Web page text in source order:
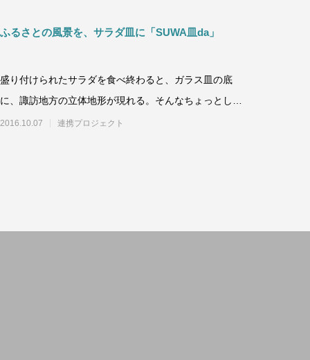
ふるさとの風景を、サラダ皿に「SUWA皿da」
盛り付けられたサラダを食べ終わると、ガラス皿の底
に、諏訪地方の立体地形が現れる。そんなちょっとした
サプライズで人気を集めている「SUWA皿
2016.10.07 連携プロジェクト